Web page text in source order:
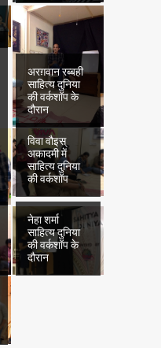
अरग़वान रब्बही
साहित्य दुनिया
की वर्कशॉप के
दौरान
विवा वौइस्
अकादमी में
साहित्य दुनिया
की वर्कशॉप
नेहा शर्मा
साहित्य दुनिया
की वर्कशॉप के
दौरान